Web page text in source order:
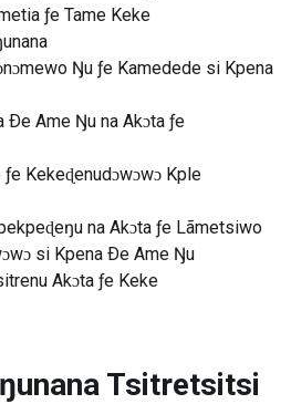
ƒe Tame Keke
Ŋu ƒe Kamedede si Kpena
Ðe Ame Ŋu na Akɔta ƒe
Kekeɖenudɔwɔwɔ Kple
na Akɔta ƒe Lãmetsiwo
si Kpena Ðe Ame Ŋu
Akɔta ƒe Keke
Tsitretsitsi